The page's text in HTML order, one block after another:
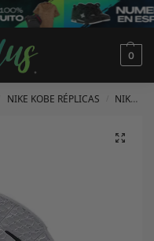
0
NIKE KOBE RÉPLICAS NIKE KOBE 6 RÉPLICAS